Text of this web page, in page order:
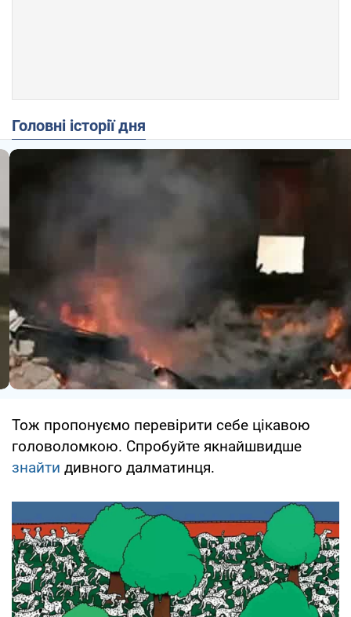
Головні історії дня
Тож пропонуємо перевірити себе цікавою
головоломкою. Спробуйте якнайшвидше
знайти дивного далматинця.